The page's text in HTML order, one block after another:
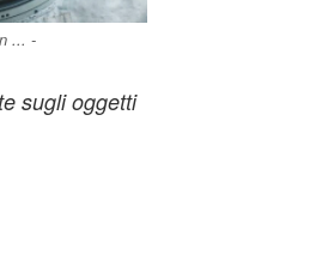
... -
sugli oggetti